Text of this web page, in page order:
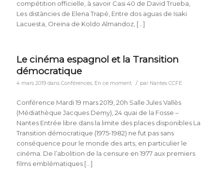
compétition officielle, à savoir Casi 40 de David Trueba,
Les distàncies de Elena Trapé, Entre dos aguas de Isaki
Lacuesta, Oreina de Koldo Almandoz, […]
Le cinéma espagnol et la Transition
démocratique
4 mars 2019 dans Conférences, En ce moment / par Nantes CCFE
Conférence Mardi 19 mars 2019, 20h Salle Jules Vallès
(Médiathèque Jacques Demy), 24 quai de la Fosse –
Nantes Entrée libre dans la limite des places disponibles La
Transition démocratique (1975-1982) ne fut pas sans
conséquence pour le monde des arts, en particulier le
cinéma. De l’abolition de la censure en 1977 aux premiers
films emblématiques […]